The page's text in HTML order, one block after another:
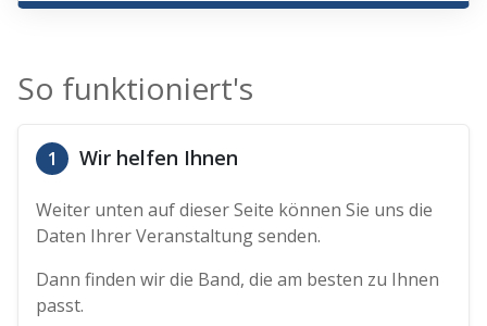
So funktioniert's
1 Wir helfen Ihnen
Weiter unten auf dieser Seite können Sie uns die
Daten Ihrer Veranstaltung senden.
Dann finden wir die Band, die am besten zu Ihnen
passt.